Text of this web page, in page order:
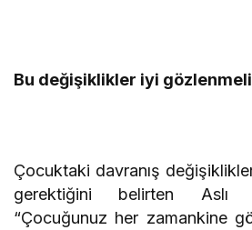
Bu değişiklikler iyi gözlenmeli
Çocuktaki davranış
gerektiğini belirten Aslı
“Çocuğunuz her zamankine